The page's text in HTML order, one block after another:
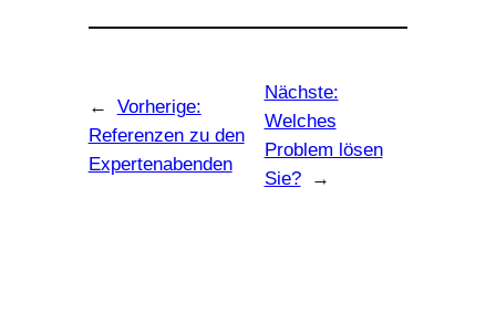
←
Vorherige:
Referenzen zu den
Expertenabenden
Nächste:
Welches
Problem lösen
Sie?
→